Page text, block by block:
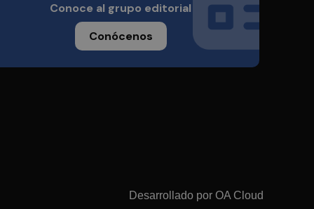
Conoce al grupo editorial
Conócenos
Desarrollado por OA Cloud